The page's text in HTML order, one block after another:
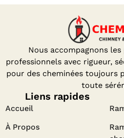
Nous accompagnons
professionnels avec rigueur,
pour des cheminées toujours
toute
Liens rapides
Accueil
À Propos